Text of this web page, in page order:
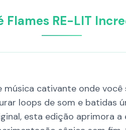
Flames RE-LIT
música cativante onde
loops de som e batidas
esta edição aprimora